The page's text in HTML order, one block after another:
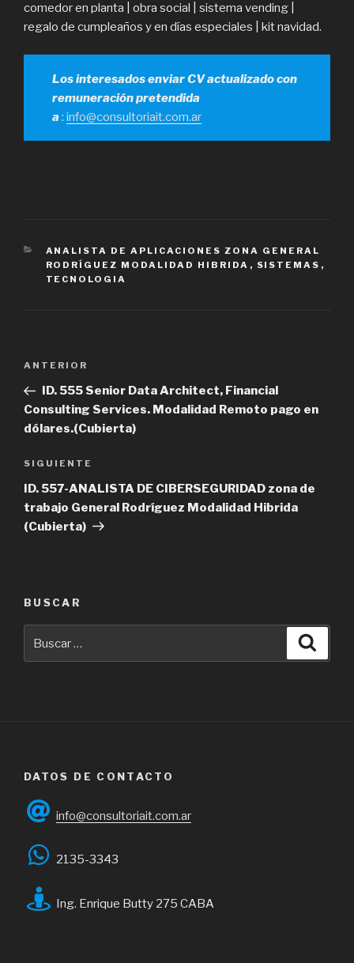
comedor en planta | obra social | sistema vending |
regalo de cumpleaños y en días especiales | kit navidad.
Los interesados enviar CV actualizado con
remuneración pretendida
a: info@consultoriait.com.ar
CATEGORÍAS
ANALISTA DE APLICACIONES ZONA GENERAL
RODRÍGUEZ MODALIDAD HIBRIDA , SISTEMAS ,
TECNOLOGIA
entradas
Entrada
anterior
ANTERIOR
ID. 555 Senior Data Architect, Financial
Consulting Services. Modalidad Remoto pago en
dólares.(Cubierta)
Siguiente
entrada
SIGUIENTE
ID. 557-ANALISTA DE CIBERSEGURIDAD zona de
trabajo General Rodríguez Modalidad Hibrida
(Cubierta)
BUSCAR
por:
DATOS DE CONTACTO
info@consultoriait.com.ar
2135-3343
Ing. Enrique Butty 275 CABA